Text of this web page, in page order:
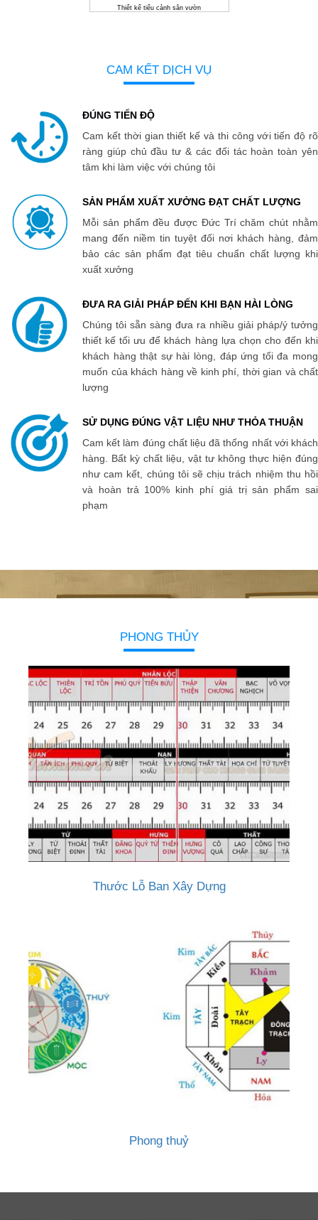
Thiết kế tiểu cảnh sân vườn
CAM KẾT DỊCH VỤ
ĐÚNG TIẾN ĐỘ
Cam kết thời gian thiết kế và thi công với tiến độ rõ
ràng giúp chủ đầu tư & các đối tác hoàn toàn yên
tâm khi làm việc với chúng tôi
SẢN PHẨM XUẤT XƯỞNG ĐẠT CHẤT LƯỢNG
Mỗi sản phẩm đều được Đức Trí chăm chút nhằm
mang đến niềm tin tuyệt đối nơi khách hàng, đảm
bảo các sản phẩm đạt tiêu chuẩn chất lượng khi
xuất xưởng
ĐƯA RA GIẢI PHÁP ĐẾN KHI BẠN HÀI LÒNG
Chúng tôi sẵn sàng đưa ra nhiều giải pháp/ý tưởng
thiết kế tối ưu để khách hàng lựa chọn cho đến khi
khách hàng thật sự hài lòng, đáp ứng tối đa mong
muốn của khách hàng về kinh phí, thời gian và chất
lượng
SỬ DỤNG ĐÚNG VẬT LIỆU NHƯ THỎA THUẬN
Cam kết làm đúng chất liệu đã thống nhất với khách
hàng. Bất kỳ chất liệu, vật tư không thực hiện đúng
như cam kết, chúng tôi sẽ chịu trách nhiệm thu hồi
và hoàn trả 100% kinh phí giá trị sản phẩm sai
phạm
PHONG THỦY
Thước Lỗ Ban Xây Dựng
Phong thuỷ